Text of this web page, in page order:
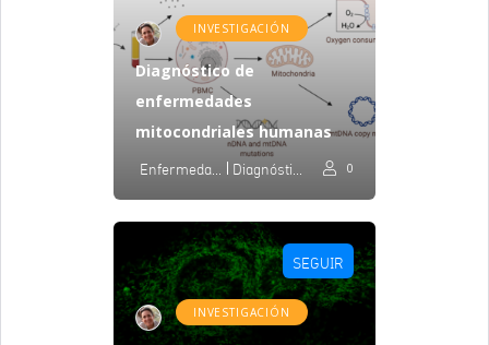
INVESTIGACIÓN
Diagnóstico de
enfermedades
mitocondriales humanas
0
SEGUIR
INVESTIGACIÓN